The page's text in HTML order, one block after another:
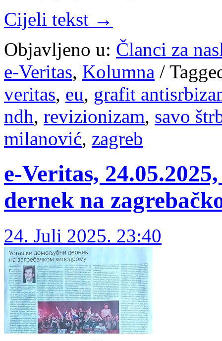
Cijeli tekst →
Objavljeno u: Članci za
e-Veritas, Kolumna /
veritas, eu, grafit
ndh, revizionizam, savo
milanović, zagreb
e-Veritas,
dernek na
24. Juli 2025. 23:40